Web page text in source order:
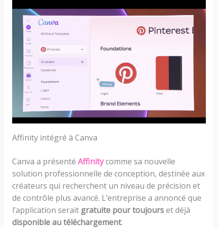
Affinity intégré à Canva
Canva a présenté Affinitycomme sa nouvelle
solution professionnelle de conception, destinée aux
créateurs qui recherchent un niveau de précision et
de contrôle plus avancé. L’entreprise a annoncé que
l’application serait gratuite pour toujourset déjà
disponible au téléchargement.